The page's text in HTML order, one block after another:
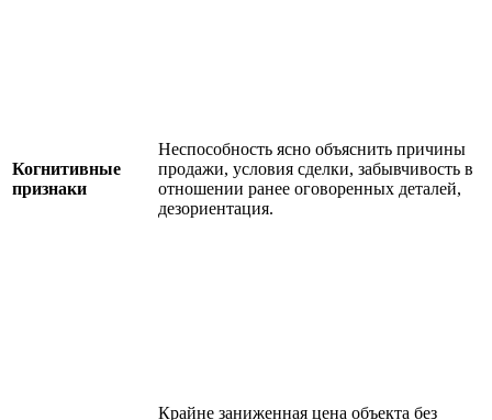
Когнитивные
признаки
Неспособность ясно объяснить причины
продажи, условия сделки, забывчивость в
отношении ранее оговоренных деталей,
дезориентация.
Крайне заниженная цена объекта без